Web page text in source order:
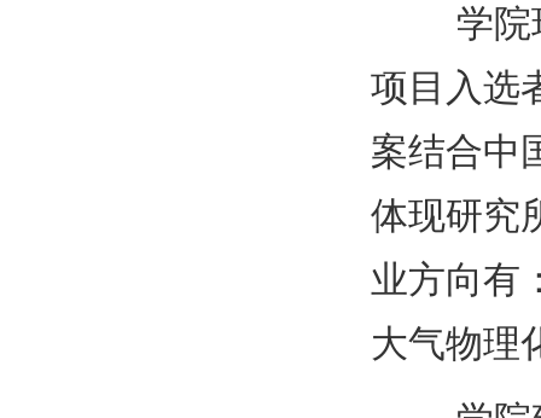
学院现
项目入选
案结合中
体现研究
业方向有
大气物理